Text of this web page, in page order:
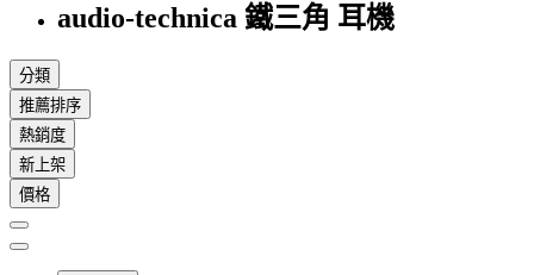
audio-technica 鐵三角 耳機
分類
推薦排序
熱銷度
新上架
價格